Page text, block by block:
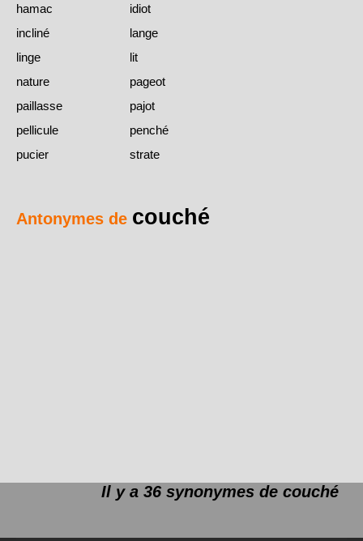
hamac
idiot
incliné
lange
linge
lit
nature
pageot
paillasse
pajot
pellicule
penché
pucier
strate
Antonymes de couché
Il y a 36 synonymes de couché